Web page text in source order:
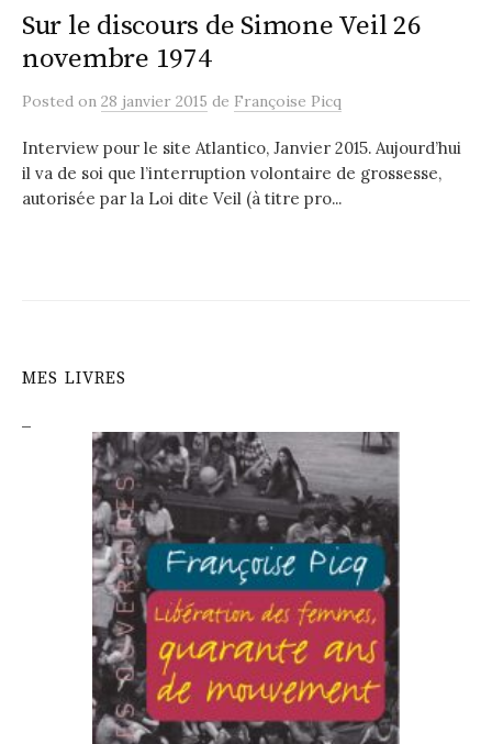
Sur le discours de Simone Veil 26
novembre 1974
Posted on 28 janvier 2015 de Françoise Picq
Interview pour le site Atlantico, Janvier 2015. Aujourd’hui
il va de soi que l’interruption volontaire de grossesse,
autorisée par la Loi dite Veil (à titre pro...
MES LIVRES